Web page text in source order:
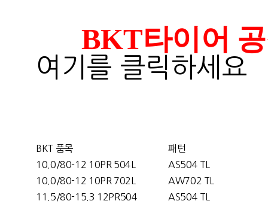
BKT타이어
여기를 클릭하세요
BKT 품목
패턴
10.0/80-12 10PR 504L
AS504 TL
10.0/80-12 10PR 702L
AW702 TL
11.5/80-15.3 12PR504
AS504 TL